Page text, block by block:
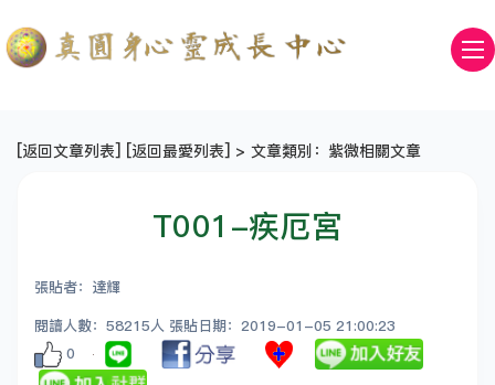
[返回文章列表] [返回最愛列表] > 文章類別：紫微相關文章
T001-疾厄宮
張貼者：達輝
閱讀人數：58215人 張貼日期：2019-01-05 21:00:23
0